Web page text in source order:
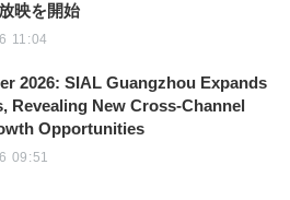
映を開始
11:04
2026: SIAL Guangzhou Expands
Revealing New Cross-Channel
Opportunities
09:51